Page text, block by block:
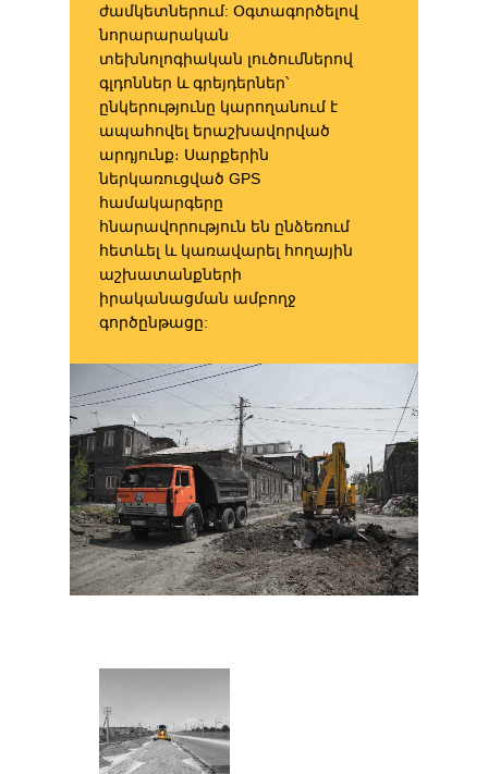
ժամկետներում: Օգտագործելով
նորա­րարական
տեխնոլոգիական լուծումներով
գլդոններ և գրեյդերներ՝
ընկերությունը կարողանում է
ապահովել երաշխավորված
արդյունք։ Սարքերին
ներկառուցված GPS
համակարգերը
հնարավորություն են ընձեռում
հետևել և կառավարել հողային
աշխատանքների
իրականացման ամբողջ
գործընթացը: